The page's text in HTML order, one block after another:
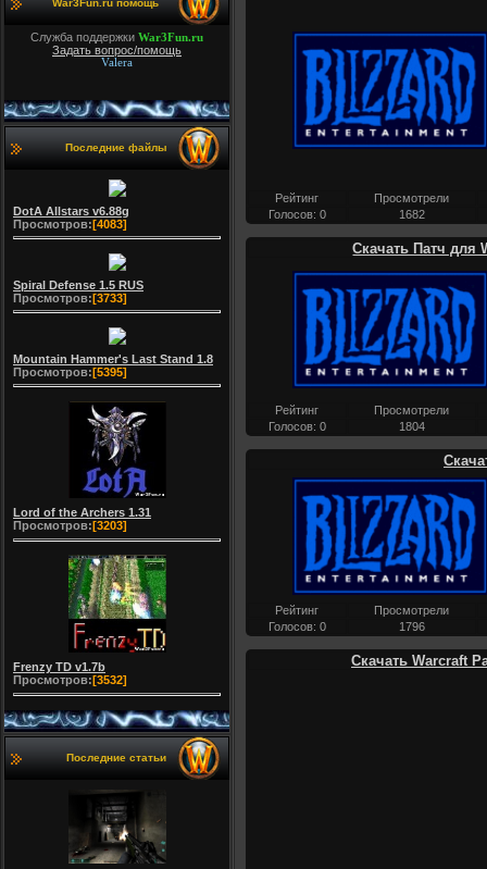
War3Fun.ru помощь
Служба поддержки War3Fun.ru
Задать вопрос/помощь
Valera
Последние файлы
DotA Allstars v6.88g
Просмотров:[4083]
Spiral Defense 1.5 RUS
Просмотров:[3733]
Mountain Hammer's Last Stand 1.8
Просмотров:[5395]
Lord of the Archers 1.31
Просмотров: [3203]
Frenzy TD v1.7b
Просмотров: [3532]
Последние статьи
Рейтинг
Просмотрели
Голосов: 0
1682
Скачать Патч для
Рейтинг
Просмотрели
Голосов: 0
1804
Рейтинг
Просмотрели
Голосов: 0
1796
Скачать Warcraft